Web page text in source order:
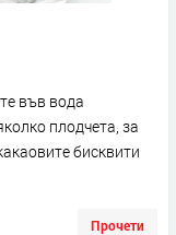
във вода
плодчета, за
бисквити
Прочети